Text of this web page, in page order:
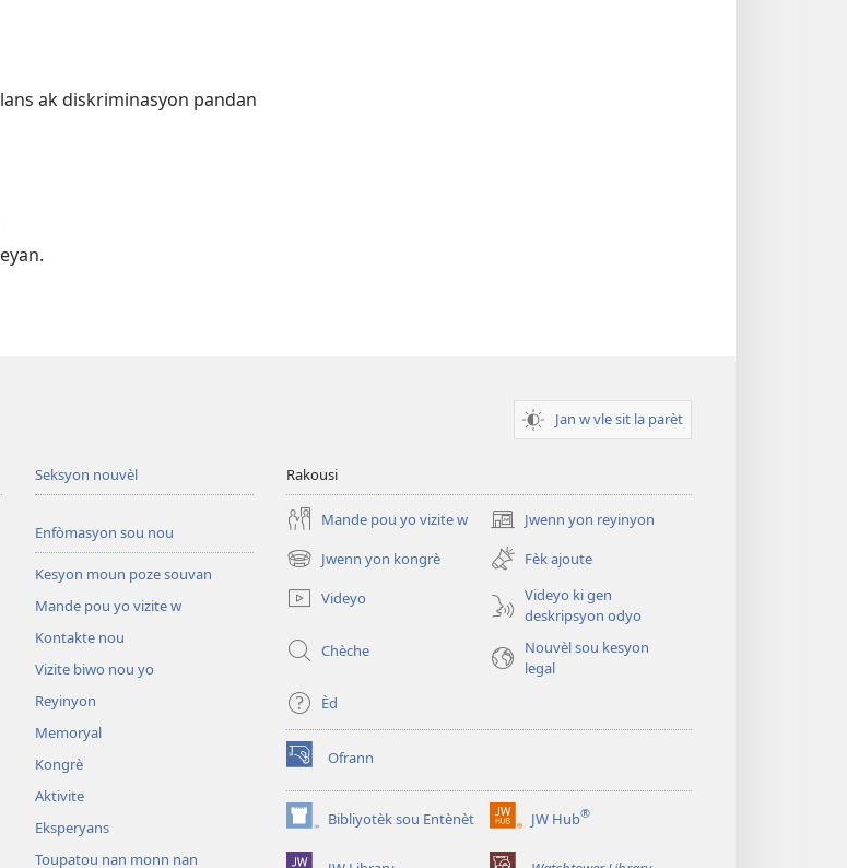
ak diskriminasyon pandan
Jan w vle sit la parèt
Seksyon nouvèl
Enfòmasyon sou nou
Kesyon moun poze souvan
Mande pou yo vizite w
Kontakte nou
Vizite biwo nou yo
Reyinyon
Memoryal
Kongrè
Aktivite
Eksperyans
Toupatou nan monn nan
Rakousi
Mande pou yo vizite w Jwenn yon reyinyon
(opens
new
window)
Jwenn yon kongrè
(opens
new
window)
Fèk ajoute
Videyo
Videyo ki gen
deskripsyon odyo
Chèche
Nouvèl sou kesyon
legal
Èd
Ofrann
(opens
new
window)Bibliyotèk sou Entènèt
(opens
new
JW Hub®
(opens
new